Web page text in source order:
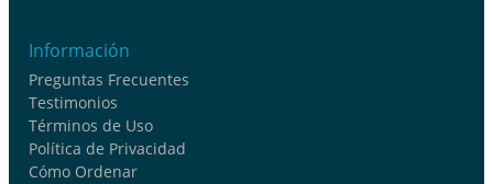
Información
Preguntas Frecuentes
Testimonios
Términos de Uso
Política de Privacidad
Cómo Ordenar